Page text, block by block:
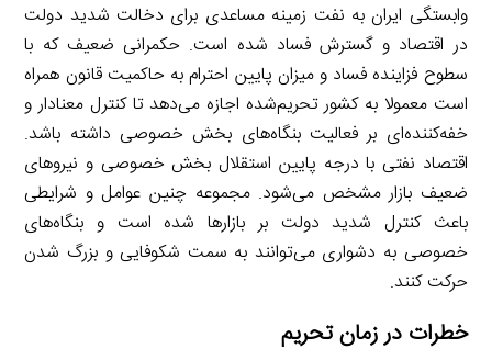
وابستگی ایران به نفت زمینه مساعدی برای دخالت شدید دولت
در اقتصاد و گسترش فساد شده است. حکمرانی ضعیف که با
سطوح فزاینده فساد و میزان پایین احترام به حاکمیت قانون همراه
است معمولا به کشور تحریم‌شده اجازه می‌دهد تا کنترل معنادار و
خفه‌کننده‌ای بر فعالیت بنگاه‌های بخش خصوصی داشته باشد.
اقتصاد نفتی با درجه پایین استقلال بخش خصوصی و نیروهای
ضعیف بازار مشخص می‌شود. مجموعه چنین عوامل و شرایطی
باعث کنترل شدید دولت بر بازارها شده است و بنگاه‌های
خصوصی به دشواری می‌توانند به سمت شکوفایی و بزرگ شدن
حرکت کنند.
خطرات درزمانتحریم